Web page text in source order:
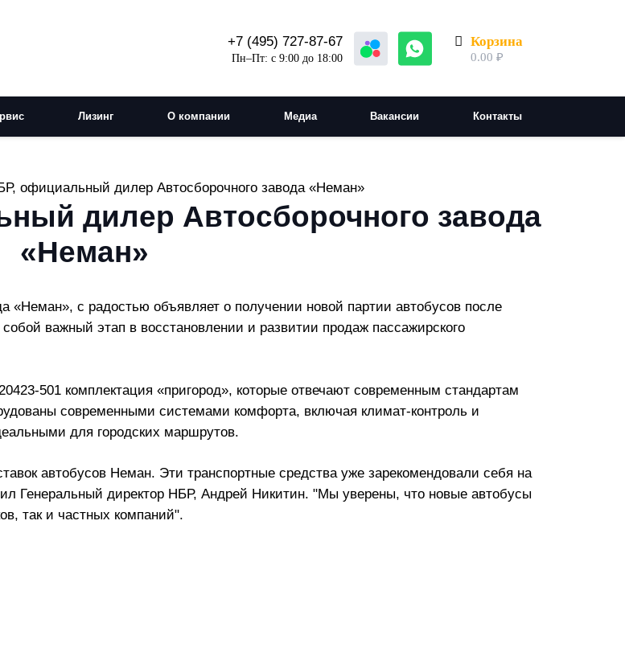
+7 (495) 727-87-67
Пн–Пт: с 9:00 до 18:00
Корзина
0.00 ₽
Лизинг О компании Медиа Вакансии Контакты
официальный дилер Автосборочного завода «Неман»
дилер Автосборочного завода
«Неман»
с радостью объявляет о получении новой партии автобусов после
важный этап в восстановлении и развитии продаж пассажирского
501 комплектация «пригород», которые отвечают современным стандартам
современными системами комфорта, включая климат-контроль и
для городских маршрутов.
автобусов Неман. Эти транспортные средства уже зарекомендовали себя на
Генеральный директор НБР, Андрей Никитин. "Мы уверены, что новые автобусы
так и частных компаний".